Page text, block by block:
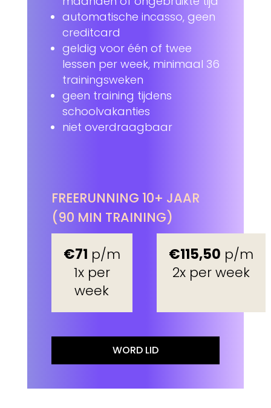
automatische incasso, geen
creditcard
geldig voor één of twee
lessen per week, minimaal 36
trainingsweken
geen training tijdens
schoolvakanties
niet overdraagbaar
FREERUNNING 10+ JAAR
(90 MIN TRAINING)
€71 p/m
1x per
week
€115,50 p/m
2x per week
WORD LID